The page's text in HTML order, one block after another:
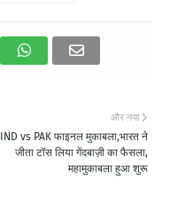
और नया
IND vs PAK फाइनल मुकाबला,भारत ने
जीता टॉस लिया गेंदबाज़ी का फैसला,
महामुकाबला हुआ शुरू